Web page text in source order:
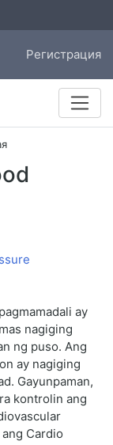
Регистрация
ay
nagiging
ng puso. Ang
ay nagiging
Gayunpaman,
kontrolin ang
Cardio